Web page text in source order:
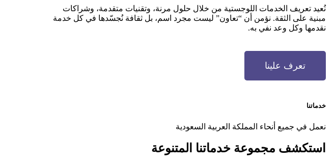
نُعيد تعريف الخدمات اللوجستية من خلال حلول مرنة، وتقنيات متقدمة، وشراكات
مبنية على الثقة. نؤمن أن “تعاون” ليست مجرد اسم، بل ثقافة نُجسّدها في كل خدمة
نقدمها وكل وعد نفي به.
تعرف علينا
خدماتنا
نعمل في جميع أنحاء المملكة العربية السعودية
استكشف مجموعة خدماتنا المتنوعة